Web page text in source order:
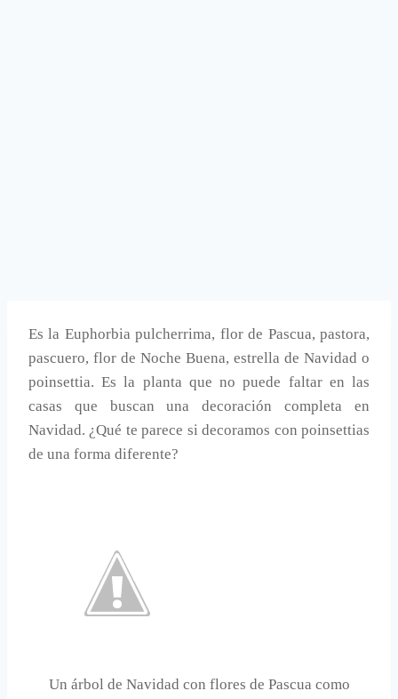
Es la Euphorbia pulcherrima, flor de Pascua, pastora,
pascuero, flor de Noche Buena, estrella de Navidad o
poinsettia. Es la planta que no puede faltar en las
casas que buscan una decoración completa en
Navidad. ¿Qué te parece si decoramos con poinsettias
de una forma diferente?
Un árbol de Navidad con flores de Pascua como